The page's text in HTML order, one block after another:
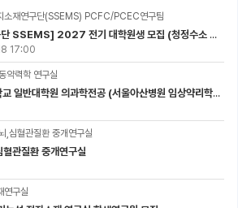
소재연구단(SSEMS) PCFC/PCEC연구팀
[KIST 수소에너지소재연구단 SSEMS] 2027 전기 대학원생 모집 (청정수소 생산/활용을 위한 프로톤 세라믹 전지)
17:00
약력학 연구실
2027학년도 전기 울산대학교 일반대학원 의과학전공 (서울아산병원 임상약리학과 약동약력학 연구실) 대학원생 모집공고
,심혈관질환 중개연구실
관질환 중개연구실
연구실